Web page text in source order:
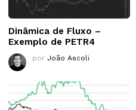
Dinâmica de Fluxo –
Exemplo de PETR4
por João Ascoli